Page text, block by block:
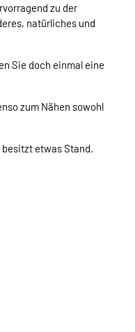
zu der
natürliches und
Sie doch einmal eine
zum Nähen sowohl
etwas Stand.